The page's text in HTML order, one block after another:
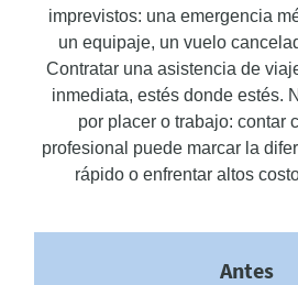
imprevistos: una emergencia
un equipaje, un vuelo
Contratar una asistencia de
inmediata, estés donde estés.
por placer o trabajo: contar
profesional puede marcar la
rápido o enfrentar altos
Antes